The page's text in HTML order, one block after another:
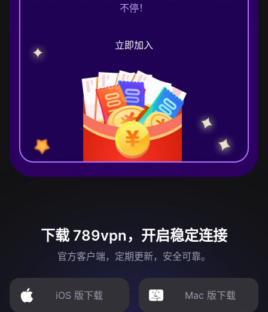
不停！
立即加入
下载 789vpn，开启稳定连接
官方客户端，定期更新，安全可靠。
iOS 版下载 Mac 版下载